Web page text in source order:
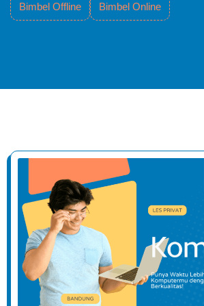
Bimbel Offline Bimbel Online